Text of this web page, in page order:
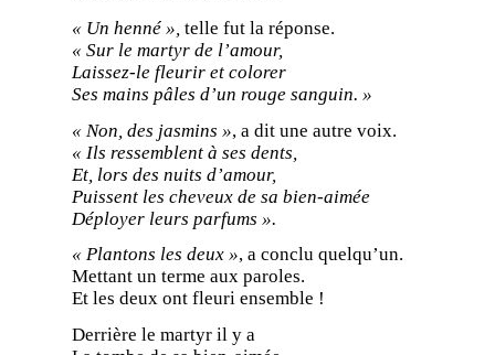
« Un henné », telle fut la réponse.
« Sur le martyr de l’amour,
Laissez-le fleurir et colorer
Ses mains pâles d’un rouge sanguin. »
« Non, des jasmins », a dit une autre voix.
« Ils ressemblent à ses dents,
Et, lors des nuits d’amour,
Puissent les cheveux de sa bien-aimée
Déployer leurs parfums ».
« Plantons les deux », a conclu quelqu’un.
Mettant un terme aux paroles.
Et les deux ont fleuri ensemble !
Derrière le martyr il y a